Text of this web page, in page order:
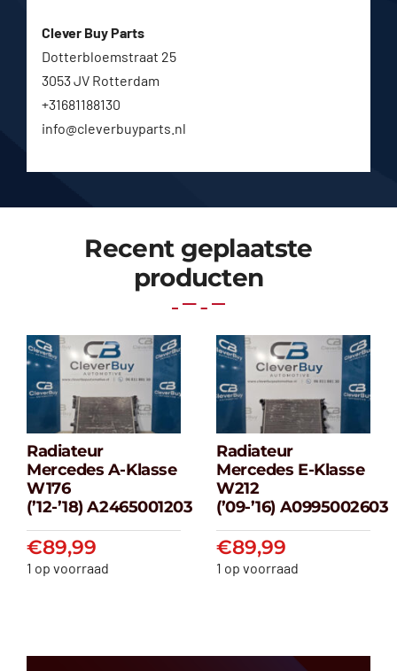
Clever Buy Parts
Dotterbloemstraat 25
3053 JV Rotterdam
+31681188130
info@cleverbuyparts.nl
Recent geplaatste
producten
Radiateur
Mercedes A-
klasse W176
(’12-’18) A2465001203
€89,99
Radiateur
Mercedes A-Klasse
W176
(’12-’18) A2465001203
€89,99
1 op voorraad
Radiateur
Mercedes E-
klasse W212
(’09-’16)
€89,99
Radiateur
Mercedes E-Klasse
W212
(’09-’16) A0995002603
€89,99
1 op voorraad